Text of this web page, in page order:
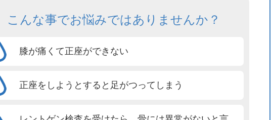
こんな事でお悩みではありませんか？
膝が痛くて正座ができない
正座をしようとすると足がつってしまう